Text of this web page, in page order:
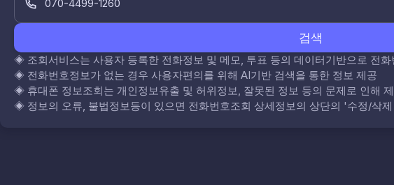
검색
◈ 조회서비스는 사용자 등록한 전화정보 및 메모, 투표 등의 데이터기반으로 전
◈ 전화번호정보가 없는 경우 사용자편의를 위해 AI기반 검색을 통한 정보 제공
◈ 휴대폰 정보조회는 개인정보유출 및 허위정보, 잘못된 정보 등의 문제로 인해
◈ 정보의 오류, 불법정보등이 있으면 전화번호조회 상세정보의 상단의 '수정/삭